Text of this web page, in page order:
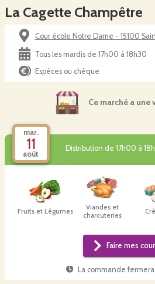
La Cagette Champêtre
Cour école Notre Dame - 15100
Tous les mardis de 17h00 à 18h30
Espèces ou chèque
Ce marché a une
mar.
11
août
Distribution de 17h00 à
Fruits et Légumes
Viandes et
charcuteries
Faire mes
La commande